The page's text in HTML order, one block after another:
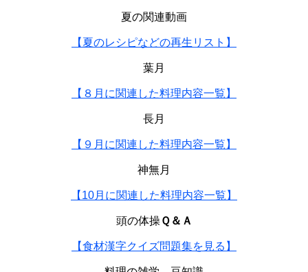
夏の関連動画
【夏のレシピなどの再生リスト】
葉月
【８月に関連した料理内容一覧】
長月
【９月に関連した料理内容一覧】
神無月
【10月に関連した料理内容一覧】
頭の体操Ｑ＆Ａ
【食材漢字クイズ問題集を見る】